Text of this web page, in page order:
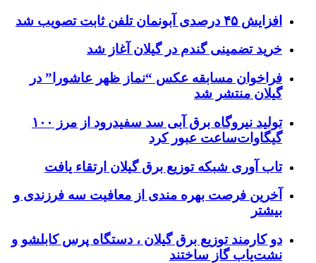
افزایش ۴۵ درصدی آبونمان تلفن ثابت تصویب شد
خرید تضمینی گندم در گیلان آغاز شد
فراخوان مسابقه عکس “نماز ظهر عاشورا” در
گیلان منتشر شد
تولید نیروگاه برق‌ آبی سد سفیدرود از مرز ۱۰۰
گیگاوات‌ساعت عبور کرد
تاب آوری شبکه توزیع برق گیلان ارتقاء یافت
آخرین فرصت بهره مندی از معافیت سه فرزندی و
بیشتر
دو کارمند توزیع برق گیلان ، دستگاه پرس کابلشو و
نشت‌یاب گاز ساختند